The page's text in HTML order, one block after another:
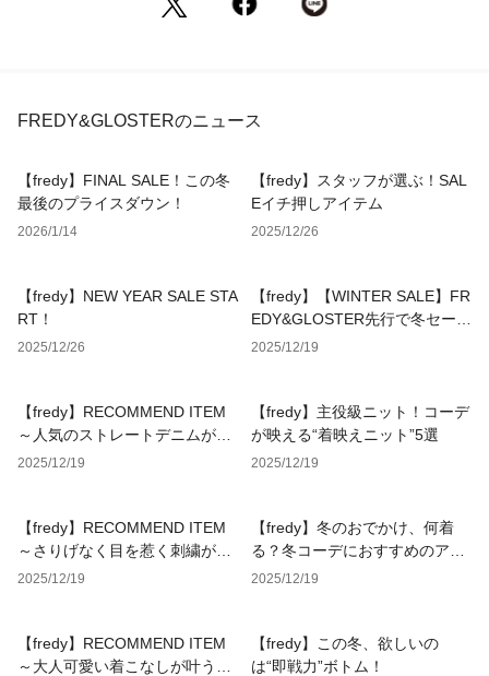
FREDY&GLOSTERのニュース
【fredy】FINAL SALE！この冬
最後のプライスダウン！
2026/1/14
【fredy】スタッフが選ぶ！SAL
Eイチ押しアイテム
2025/12/26
【fredy】NEW YEAR SALE STA
RT！
2025/12/26
【fredy】【WINTER SALE】FR
EDY&GLOSTER先行で冬セール
がいよいよスタート!!
2025/12/19
【fredy】RECOMMEND ITEM
～人気のストレートデニムがサ
イズとカラー展開をアップデー
2025/12/19
【fredy】主役級ニット！コーデ
が映える“着映えニット”5選
2025/12/19
【fredy】RECOMMEND ITEM
～さりげなく目を惹く刺繍がポ
イントのメッセージニットカー
2025/12/19
【fredy】冬のおでかけ、何着
る？冬コーデにおすすめのアイ
テムをPICKUP！
2025/12/19
【fredy】RECOMMEND ITEM
～大人可愛い着こなしが叶うハ
【fredy】この冬、欲しいの
は“即戦力”ボトム！